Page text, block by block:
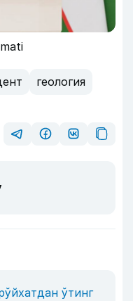
геология
ўтинг